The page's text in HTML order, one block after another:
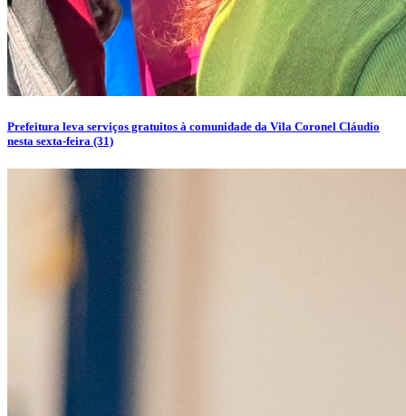
Prefeitura leva serviços gratuitos à comunidade da Vila Coronel Cláudio
nesta sexta-feira (31)